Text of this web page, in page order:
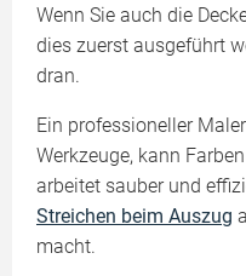
Wenn Sie auch die
dies zuerst ausgeführt
dran.
Ein professioneller
Werkzeuge, kann
arbeitet sauber und
Streichen beim Auszug
macht.